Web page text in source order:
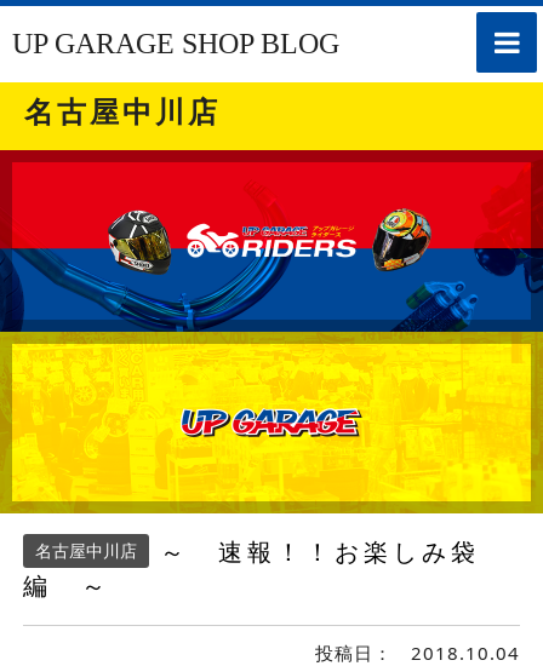
toggle
UP GARAGE SHOP BLOG
名古屋中川店
名古屋中川店
～ 速報！！お楽しみ袋
編 ～
投稿日： 2018.10.04